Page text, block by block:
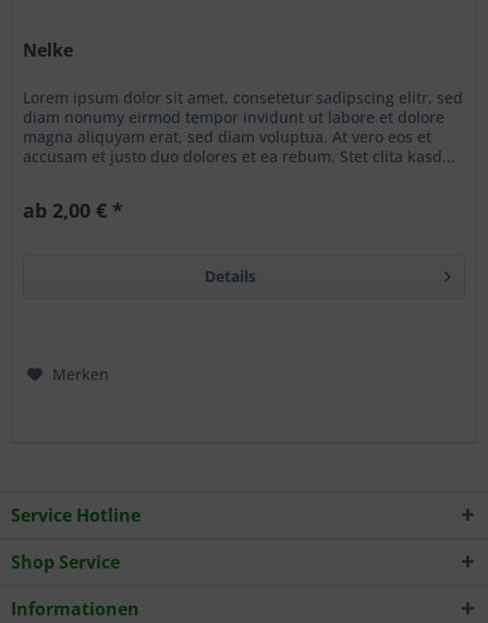
Nelke
Lorem ipsum dolor sit amet, consetetur sadipscing elitr, sed
diam nonumy eirmod tempor invidunt ut labore et dolore
magna aliquyam erat, sed diam voluptua. At vero eos et
accusam et justo duo dolores et ea rebum. Stet clita kasd...
ab 2,00 € *
Details
Merken
Service Hotline
Shop Service
Informationen